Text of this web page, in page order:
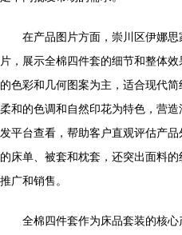
在产品图片方面，崇川区伊娜
片，展示全棉四件套的细节和整体
的色彩和几何图案为主，适合现代
柔和的色调和自然印花为特色，营
发平台查看，帮助客户直观评估产
的床单、被套和枕套，还突出面料
推广和销售。
全棉四件套作为床品套装的核